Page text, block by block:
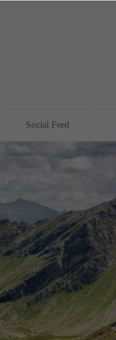
dis parturient
ridiculus mus.
ultricies nec.
Social Feed